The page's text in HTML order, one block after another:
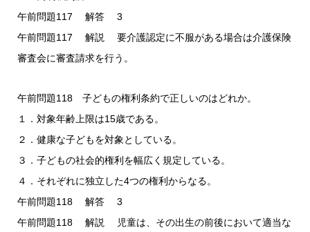
午前問題117 解答 3
午前問題117 解説 要介護認定に不服がある場合は介護保険
審査会に審査請求を行う。
午前問題118 子どもの権利条約で正しいのはどれか。
１．対象年齢上限は15歳である。
２．健康な子どもを対象としている。
３．子どもの社会的権利を幅広く規定している。
４．それぞれに独立した4つの権利からなる。
午前問題118 解答 3
午前問題118 解説 児童は、その出生の前後において適当な